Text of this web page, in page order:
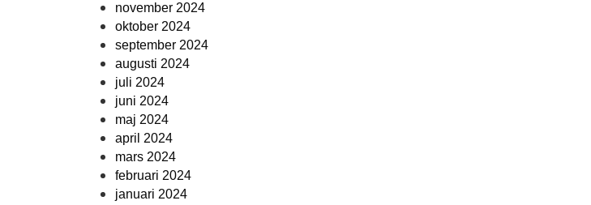
november 2024
oktober 2024
september 2024
augusti 2024
juli 2024
juni 2024
maj 2024
april 2024
mars 2024
februari 2024
januari 2024